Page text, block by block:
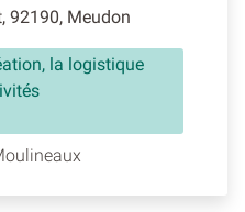
92190, Meudon
la logistique